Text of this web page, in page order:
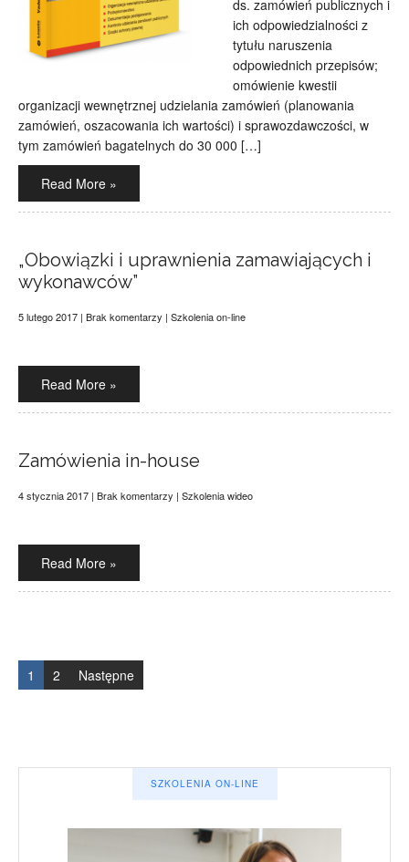
ds. zamówień publicznych i
ich odpowiedzialności z
tytułu naruszenia
odpowiednich przepisów;
omówienie kwestii
organizacji wewnętrznej udzielania zamówień (planowania
zamówień, oszacowania ich wartości) i sprawozdawczości, w
tym zamówień bagatelnych do 30 000 […]
Read More »
„Obowiązki i uprawnienia zamawiających i
wykonawców”
5 lutego 2017 | Brak komentarzy | Szkolenia on-line
Read More »
Zamówienia in-house
4 stycznia 2017 | Brak komentarzy | Szkolenia wideo
Read More »
Stronicowanie
wpisów
1 2 Następne
SZKOLENIA ON-LINE